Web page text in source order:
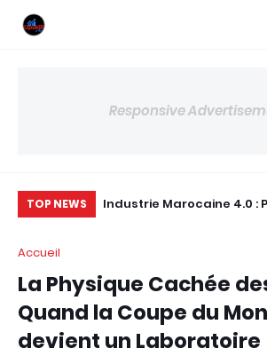
Responsive
TOP NEWS
d'adresse
Industrie Marocaine 4.0 :
Accueil
La Physique Cachée
Quand la Coupe du
devient un Laboratoire